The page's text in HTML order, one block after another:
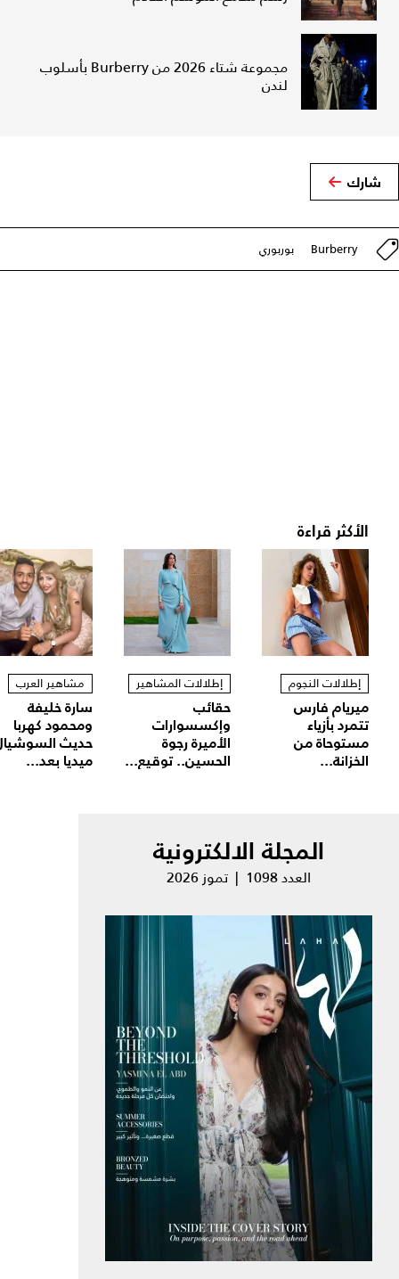
مجموعة شتاء 2026 من Burberry بأسلوب
لندن
شارك
Burberry بوربوري
الأكثر قراءة
إطلالات النجوم
ميريام فارس
تتمرد بأزياء
مستوحاة من
الخزانة...
إطلالات المشاهير
حقائب
وإكسسوارات
الأميرة رجوة
الحسين.. توقيع...
مشاهير العرب
سارة خليفة
ومحمود كهربا
حديث
ميديا بعد...
المجلة الالكترونية
العدد 1098 | تموز 2026